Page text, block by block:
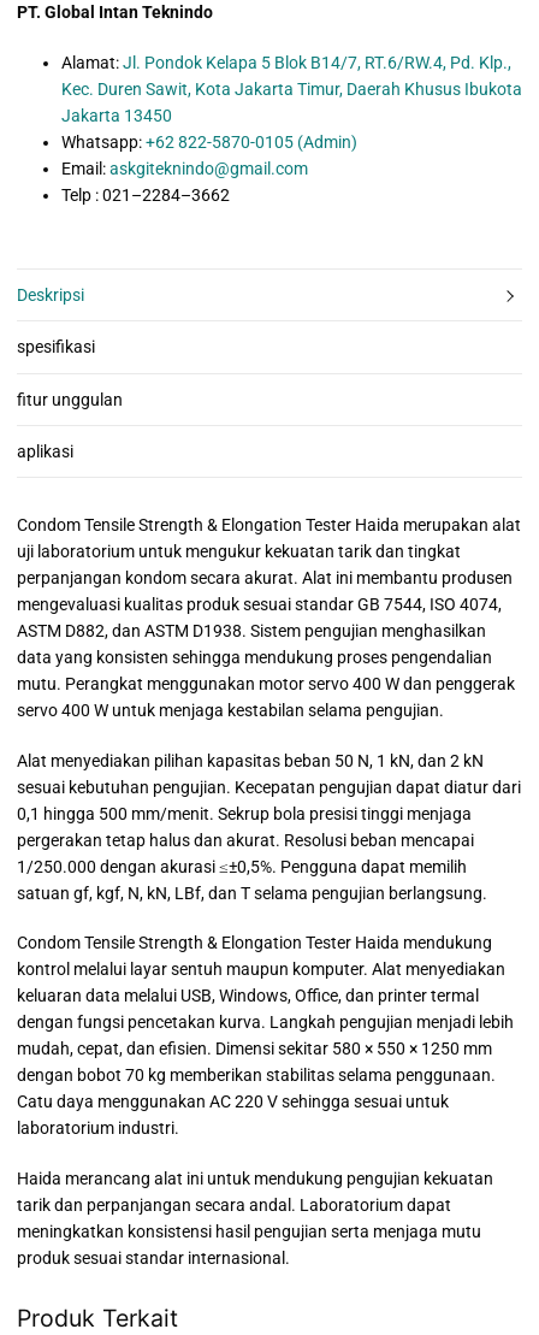
PT. Global Intan Teknindo
Alamat:Jl. Pondok Kelapa 5 Blok B14/7, RT.6/RW.4, Pd. Klp.,
Kec. Duren Sawit, Kota Jakarta Timur, Daerah Khusus Ibukota
Jakarta 13450
Whatsapp: +62 822-5870-0105 (Admin)
Email:askgiteknindo@gmail.com
Telp : 021–2284–3662
Deskripsi
spesifikasi
fitur unggulan
aplikasi
Condom Tensile Strength & Elongation Tester Haida merupakan alat
uji laboratorium untuk mengukur kekuatan tarik dan tingkat
perpanjangan kondom secara akurat. Alat ini membantu produsen
mengevaluasi kualitas produk sesuai standar GB 7544, ISO 4074,
ASTM D882, dan ASTM D1938. Sistem pengujian menghasilkan
data yang konsisten sehingga mendukung proses pengendalian
mutu. Perangkat menggunakan motor servo 400 W dan penggerak
servo 400 W untuk menjaga kestabilan selama pengujian.
Alat menyediakan pilihan kapasitas beban 50 N, 1 kN, dan 2 kN
sesuai kebutuhan pengujian. Kecepatan pengujian dapat diatur dari
0,1 hingga 500 mm/menit. Sekrup bola presisi tinggi menjaga
pergerakan tetap halus dan akurat. Resolusi beban mencapai
1/250.000 dengan akurasi ≤±0,5%. Pengguna dapat memilih
satuan gf, kgf, N, kN, LBf, dan T selama pengujian berlangsung.
Condom Tensile Strength & Elongation Tester Haida mendukung
kontrol melalui layar sentuh maupun komputer. Alat menyediakan
keluaran data melalui USB, Windows, Office, dan printer termal
dengan fungsi pencetakan kurva. Langkah pengujian menjadi lebih
mudah, cepat, dan efisien. Dimensi sekitar 580 × 550 × 1250 mm
dengan bobot 70 kg memberikan stabilitas selama penggunaan.
Catu daya menggunakan AC 220 V sehingga sesuai untuk
laboratorium industri.
Haida merancang alat ini untuk mendukung pengujian kekuatan
tarik dan perpanjangan secara andal. Laboratorium dapat
meningkatkan konsistensi hasil pengujian serta menjaga mutu
produk sesuai standar internasional.
Produk Terkait